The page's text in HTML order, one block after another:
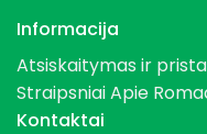
Informacija
Atsiskaitymas ir
StraipsniaiApie
Kontaktai